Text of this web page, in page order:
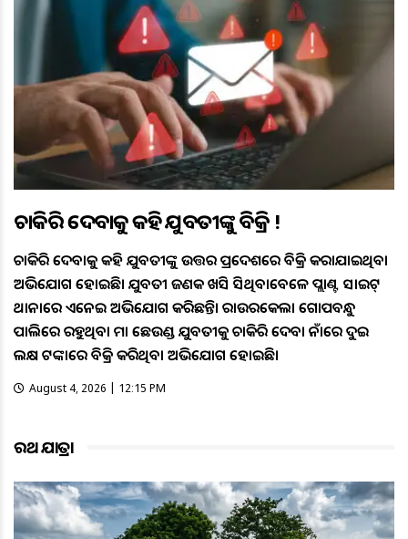
ଚାକିରି ଦେବାକୁ କହି ଯୁବତୀଙ୍କୁ ବିକ୍ରି !
ଚାକିରି ଦେବାକୁ କହି ଯୁବତୀଙ୍କୁ ଉତ୍ତର ପ୍ରଦେଶରେ ବିକ୍ରି କରାଯାଇଥିବା
ଅଭିଯୋଗ ହୋଇଛି। ଯୁବତୀ ଜଣକ ଖସି ଆସିଥିବାବେଳେ ପ୍ଲାଣ୍ଟ ସାଇଟ୍
ଥାନାରେ ଏନେଇ ଅଭିଯୋଗ କରିଛନ୍ତି। ରାଉରକେଲା ଗୋପବନ୍ଧୁ
ପାଲିରେ ରହୁଥିବା ମାଆ ଛେଉଣ୍ଡ ଯୁବତୀକୁ ଚାକିରି ଦେବା ନାଁରେ ଦୁଇ
ଲକ୍ଷ ଟଙ୍କାରେ ବିକ୍ରି କରିଥିବା ଅଭିଯୋଗ ହୋଇଛି।
August 4, 2026 | 12:15 PM
ରଥ ଯାତ୍ରା